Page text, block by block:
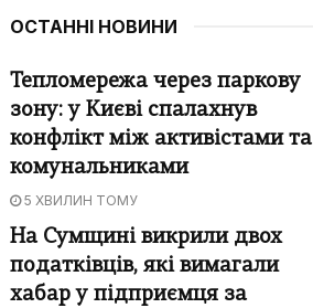
ОСТАННІ НОВИНИ
Тепломережа через паркову
зону: у Києві спалахнув
конфлікт між активістами та
комунальниками
5 ХВИЛИН ТОМУ
На Сумщині викрили двох
податківців, які вимагали
хабар у підприємця за